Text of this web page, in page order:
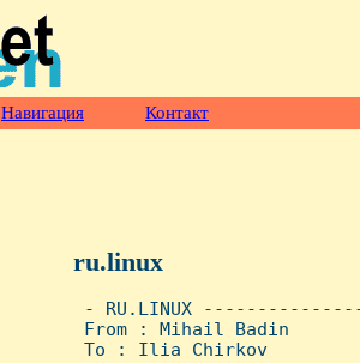
Навигация Контакт
ru.linux
- RU.LINUX
From : Mihail Badin
To : Ilia Chirkov